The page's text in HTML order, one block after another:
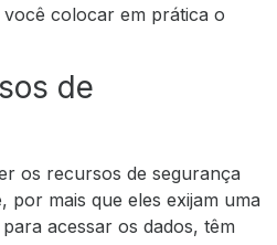
colocar em prática o
de
os recursos de segurança
por mais que eles exijam uma
acessar os dados, têm